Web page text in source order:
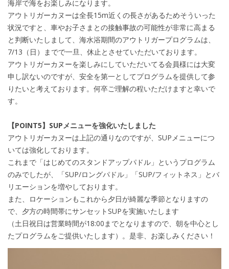
海岸で海をお楽しみになります。
アウトリガーカヌーは全長15m近くの長さがあるためそういった
状況ですと、車やお子さまとの接触事故の可能性が非常に高まる
と判断いたしまして、海水浴期間のアウトリガープログラムは、
7/13（日）までで一旦、休止とさせていただいております。
アウトリガーカヌーを楽しみにしていただいてる会員様には大変
申し訳ないのですが、安全を第一としてプログラムを提供して参
りたいと考えております。何卒ご理解の程いただけますと幸いで
す。
【POINT5】SUPメニューを強化いたしました
アウトリガーカヌーは上記の通りなのですが、SUPメニューにつ
いては強化しております。
これまで「はじめてのスタンドアップパドル」というプログラム
のみでしたが、「SUP/ロングパドル」「SUP/フィットネス」とバ
リエーションを増やしております。
また、ロケーションもこれから夕日が綺麗な季節となりますの
で、夕方の時間帯にサンセットSUPを実施いたします
（土日祝日は営業時間が18:00までとなりますので、朝を中心とし
たプログラムをご提供いたします）。是非、お楽しみください！